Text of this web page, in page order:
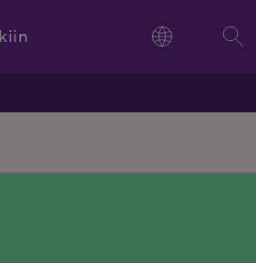
Language
Language Hae